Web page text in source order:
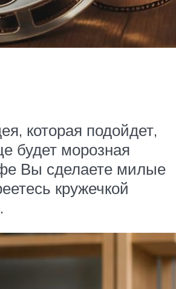
которая подойдет,
будет морозная
Вы сделаете милые
кружечкой